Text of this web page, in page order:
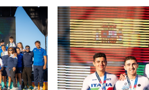
INLINE ALPINE
ROLLER DANCE